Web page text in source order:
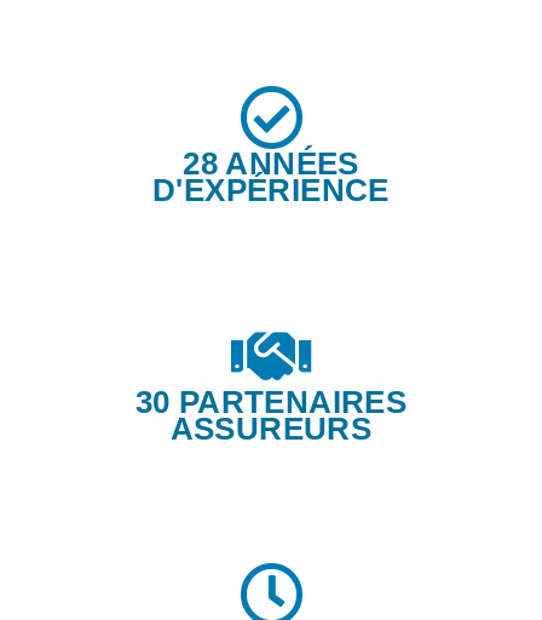
28 ANNÉES
D'EXPÉRIENCE
30 PARTENAIRES
ASSUREURS